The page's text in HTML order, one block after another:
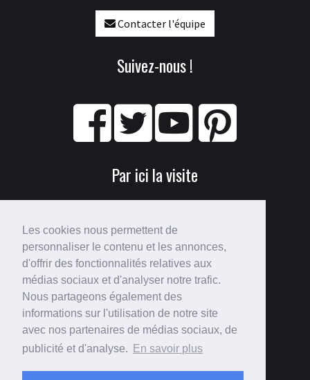
Les cookies nous permettent de
personnaliser le contenu et les annonces,
d'offrir des fonctionnalités relatives aux
médias sociaux et d'analyser notre trafic.
Nous partageons également des
informations sur l'utilisation de notre site
avec nos partenaires de médias sociaux, de
publicité et d'analyse.
En savoir plus
Contacter l'équipe
Suivez-nous !
Par ici la visite
Perdu ?
Voici le plan du site!